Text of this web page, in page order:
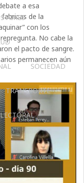
AIRES
SOCIEDAD
TRANSPORTE
a esa
de la
con los
No cabe la
el pacto de sangre.
permanecen aún